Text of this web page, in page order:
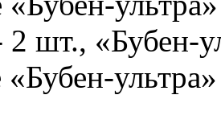
шт., «Бубен-
«Бубен-